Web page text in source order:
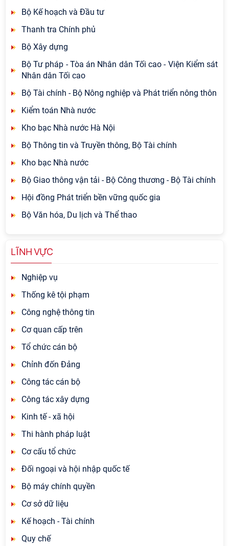
Bộ Kế hoạch và Đầu tư
Thanh tra Chính phủ
Bộ Xây dựng
Bộ Tư pháp - Tòa án Nhân dân Tối cao - Viện Kiểm sát
Nhân dân Tối cao
Bộ Tài chính - Bộ Nông nghiệp và Phát triển nông thôn
Kiểm toán Nhà nước
Kho bạc Nhà nước Hà Nội
Bộ Thông tin và Truyền thông, Bộ Tài chính
Kho bạc Nhà nước
Bộ Giao thông vận tải - Bộ Công thương - Bộ Tài chính
Hội đồng Phát triển bền vững quốc gia
Bộ Văn hóa, Du lịch và Thể thao
LĨNH VỰC
Nghiệp vụ
Thống kê tội phạm
Công nghệ thông tin
Cơ quan cấp trên
Tổ chức cán bộ
Chỉnh đốn Đảng
Công tác cán bộ
Công tác xây dựng
Kinh tế - xã hội
Thi hành pháp luật
Cơ cấu tổ chức
Đối ngoại và hội nhập quốc tế
Bộ máy chính quyền
Cơ sở dữ liệu
Kế hoạch - Tài chính
Quy chế